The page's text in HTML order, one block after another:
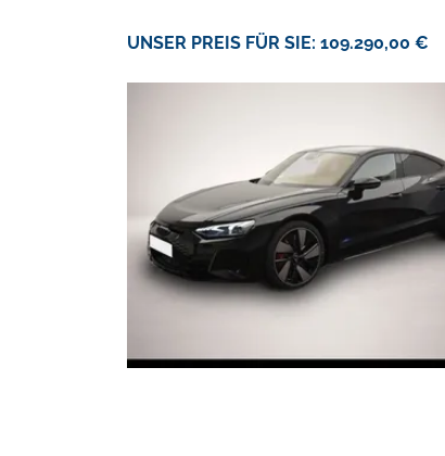
UNSER PREIS FÜR SIE: 109.290,00 €